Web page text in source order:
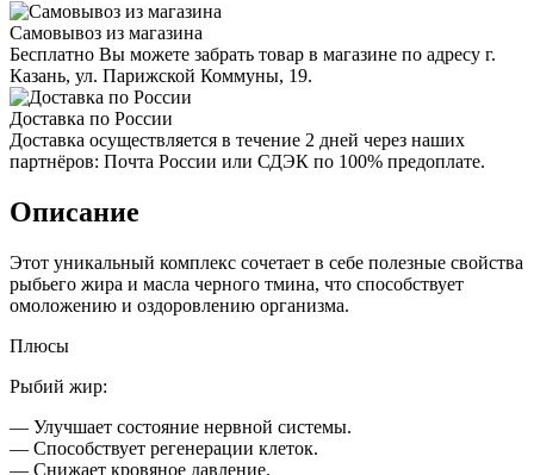
Самовывоз из магазина
Бесплатно Вы можете забрать товар в магазине по адресу г.
Казань, ул. Парижской Коммуны, 19.
Доставка по России
Доставка осуществляется в течение 2 дней через наших
партнёров: Почта России или СДЭК по 100% предоплате.
Описание
Этот уникальный комплекс сочетает в себе полезные свойства
рыбьего жира и масла черного тмина, что способствует
омоложению и оздоровлению организма.
Плюсы
Рыбий жир:
— Улучшает состояние нервной системы.
— Способствует регенерации клеток.
— Снижает кровяное давление.